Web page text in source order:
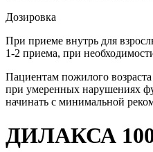
Дозировка
При приеме внутрь для
1-2 приема, при
Пациентам пожилого
при умеренных нарушениях
начинать с минимальной
ДИЛАКСА